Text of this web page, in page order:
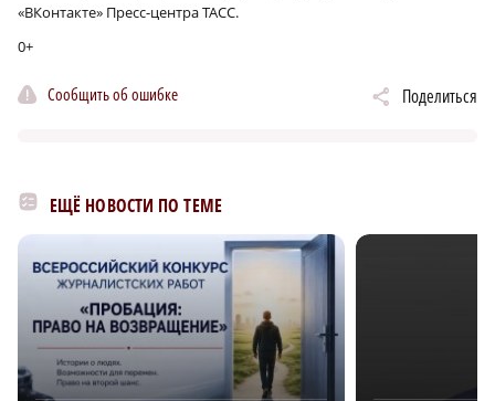
«ВКонтакте» Пресс-центра ТАСС.
0+
Сообщить об ошибке Поделиться
ЕЩЁ НОВОСТИ ПО ТЕМЕ